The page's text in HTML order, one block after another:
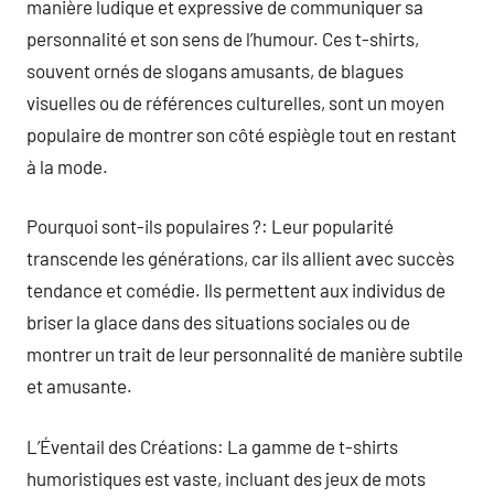
manière ludique et expressive de communiquer sa
personnalité et son sens de l’humour. Ces t-shirts,
souvent ornés de slogans amusants, de blagues
visuelles ou de références culturelles, sont un moyen
populaire de montrer son côté espiègle tout en restant
à la mode.
Pourquoi sont-ils populaires ?: Leur popularité
transcende les générations, car ils allient avec succès
tendance et comédie. Ils permettent aux individus de
briser la glace dans des situations sociales ou de
montrer un trait de leur personnalité de manière subtile
et amusante.
L’Éventail des Créations: La gamme de t-shirts
humoristiques est vaste, incluant des jeux de mots